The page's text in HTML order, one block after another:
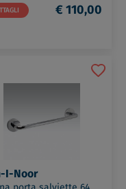
€ 110,00
I-Noor